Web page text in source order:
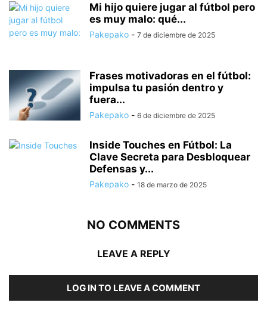
Mi hijo quiere jugar al fútbol pero
es muy malo: qué...
Pakepako - 7 de diciembre de 2025
Frases motivadoras en el fútbol:
impulsa tu pasión dentro y
fuera...
Pakepako - 6 de diciembre de 2025
Inside Touches en Fútbol: La
Clave Secreta para Desbloquear
Defensas y...
Pakepako - 18 de marzo de 2025
NO COMMENTS
LEAVE A REPLY
LOG IN TO LEAVE A COMMENT